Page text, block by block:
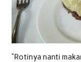
“Rotinya nanti